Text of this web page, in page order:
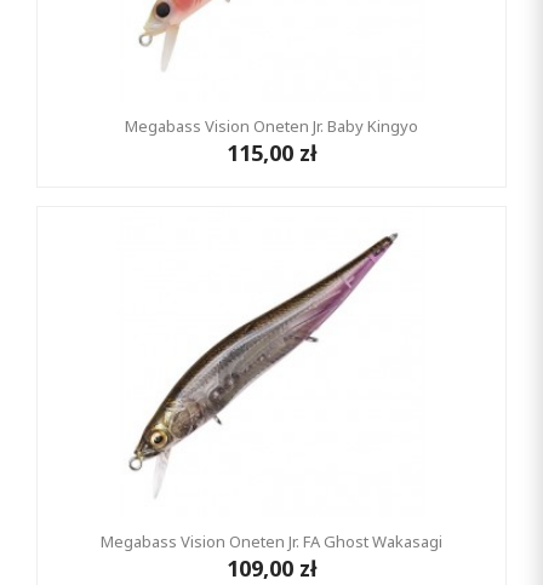
Megabass Vision Oneten Jr. Baby Kingyo
115,00 zł
Megabass Vision Oneten Jr. FA Ghost Wakasagi
109,00 zł